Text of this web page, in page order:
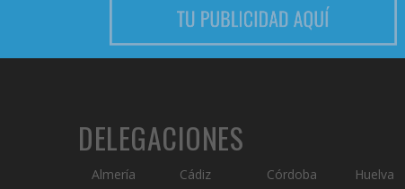
DELEGACIONES
Almería Cádiz Córdoba
Huelva